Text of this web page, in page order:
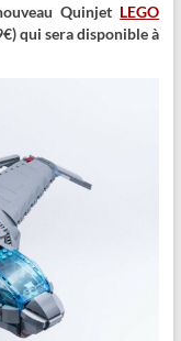
Quinjet LEGO
qui sera disponible à